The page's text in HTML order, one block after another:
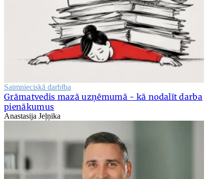
Saimnieciskā darbība
Grāmatvedis mazā uzņēmumā - kā nodalīt darba
pienākumus
Anastasija Jeļņika